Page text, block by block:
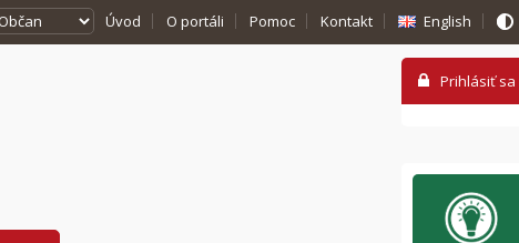
Úvod O portáli Pomoc Kontakt English